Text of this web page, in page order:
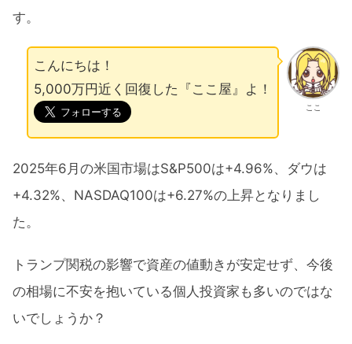
す。
ここ
こんにちは！
5,000万円近く回復した『ここ屋』よ！
2025年6月の米国市場はS&P500は+4.96%、ダウは
+4.32%、NASDAQ100は+6.27%の上昇となりまし
た。
トランプ関税の影響で資産の値動きが安定せず、今後
の相場に不安を抱いている個人投資家も多いのではな
いでしょうか？